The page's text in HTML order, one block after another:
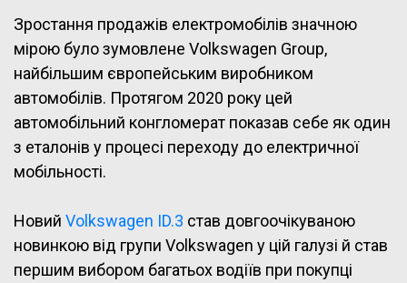
Зростання продажів електромобілів значною
мірою було зумовлене Volkswagen Group,
найбільшим європейським виробником
автомобілів. Протягом 2020 року цей
автомобільний конгломерат показав себе як один
з еталонів у процесі переходу до електричної
мобільності.
Новий Volkswagen ID.3 став довгоочікуваною
новинкою від групи Volkswagen у цій галузі й став
першим вибором багатьох водіїв при покупці